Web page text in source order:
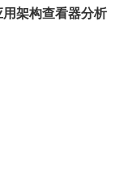
架构查看器分析